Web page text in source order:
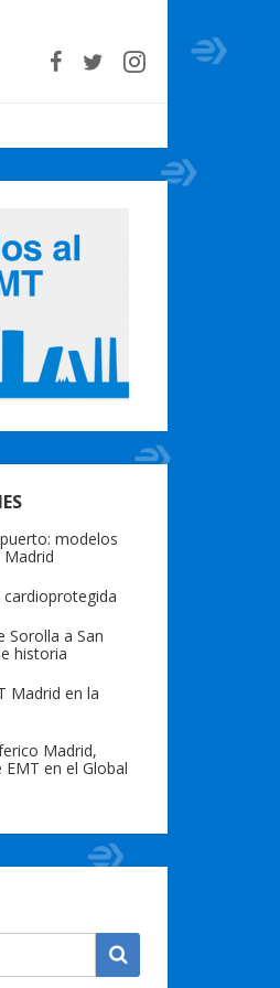
modelos
Sorolla a San
historia
Madrid en la
Madrid,
en el Global